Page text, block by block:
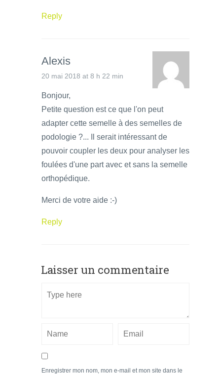
Reply
Alexis
20 mai 2018 at 8 h 22 min
Bonjour,
Petite question est ce que l'on peut
adapter cette semelle à des semelles de
podologie ?... Il serait intéressant de
pouvoir coupler les deux pour analyser les
foulées d'une part avec et sans la semelle
orthopédique.
Merci de votre aide :-)
Reply
Laisser un commentaire
Enregistrer mon nom, mon e-mail et mon site dans le